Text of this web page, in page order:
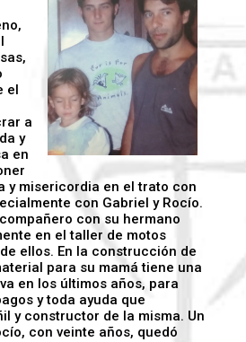
el
a
y
en
y misericordia en el trato con
con Gabriel y Rocío.
con su hermano
en el taller de motos
ellos. En la construcción de
para su mamá tiene una
en los últimos años, para
y toda ayuda que
y constructor de la misma. Un
con veinte años, quedó